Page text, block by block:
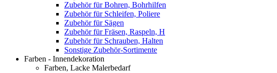
Zubehör für Bohren, Bohrhilfen
Zubehör für Schleifen, Poliere
Zubehör für Sägen
Zubehör für Fräsen, Raspeln, H
Zubehör für Schrauben, Halten
Sonstige Zubehör-Sortimente
Farben - Innendekoration
Farben, Lacke Malerbedarf